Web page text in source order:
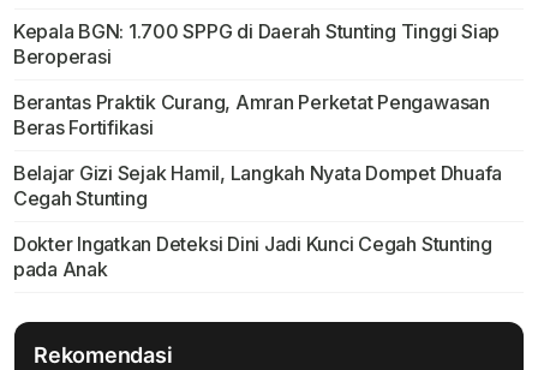
Kepala BGN: 1.700 SPPG di Daerah Stunting Tinggi Siap
Beroperasi
Berantas Praktik Curang, Amran Perketat Pengawasan
Beras Fortifikasi
Belajar Gizi Sejak Hamil, Langkah Nyata Dompet Dhuafa
Cegah Stunting
Dokter Ingatkan Deteksi Dini Jadi Kunci Cegah Stunting
pada Anak
Rekomendasi